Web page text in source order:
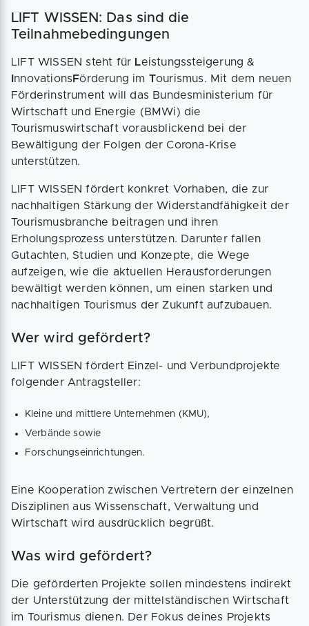
LIFT WISSEN: Das sind die
Teilnahmebedingungen
LIFT WISSEN steht für Leistungssteigerung &
nnovations Förderung im Tourismus. Mit dem neuen
Förderinstrument will das Bundesministerium für
Wirtschaft und Energie (BMWi) die
Tourismuswirtschaft vorausblickend bei der
Bewältigung der Folgen der Corona-Krise
unterstützen.
LIFT WISSEN fördert konkret Vorhaben, die zur
nachhaltigen Stärkung der Widerstandfähigkeit der
Tourismusbranche beitragen und ihren
Erholungsprozess unterstützen. Darunter fallen
Gutachten, Studien und Konzepte, die Wege
aufzeigen, wie die aktuellen Herausforderungen
bewältigt werden können, um einen starken und
nachhaltigen Tourismus der Zukunft aufzubauen.
Wer wird gefördert?
LIFT WISSEN fördert Einzel- und Verbundprojekte
folgender Antragsteller:
Kleine und mittlere Unternehmen (KMU),
Verbände sowie
Forschungseinrichtungen.
Eine Kooperation zwischen Vertretern der einzelnen
Disziplinen aus Wissenschaft, Verwaltung und
Wirtschaft wird ausdrücklich begrüßt.
Was wird gefördert?
Die geförderten Projekte sollen mindestens indirekt
der Unterstützung der mittelständischen Wirtschaft
im Tourismus dienen. Der Fokus deines Projekts